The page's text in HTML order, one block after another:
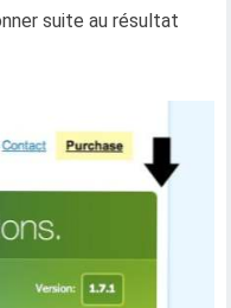
suite au résultat